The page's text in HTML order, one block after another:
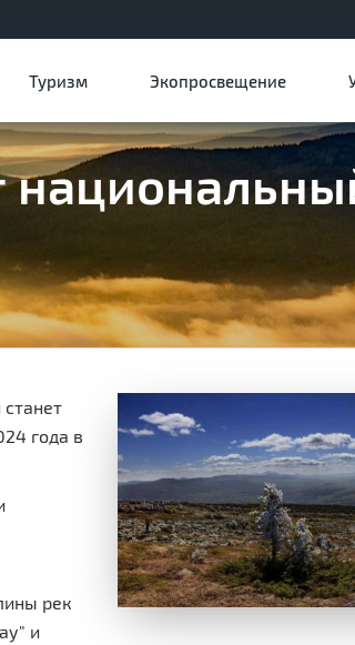
Туризм Экопросвещение
года в
рек
и